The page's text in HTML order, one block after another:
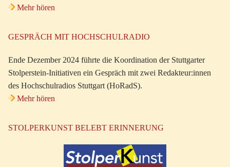
Mehr hören
GESPRÄCH MIT HOCHSCHULRADIO
Ende Dezember 2024 führte die Koordination der Stuttgarter
Stolperstein-Initiativen ein Gespräch mit zwei Redakteur:innen
des Hochschulradios Stuttgart (HoRadS).
Mehr hören
STOLPERKUNST BELEBT ERINNERUNG